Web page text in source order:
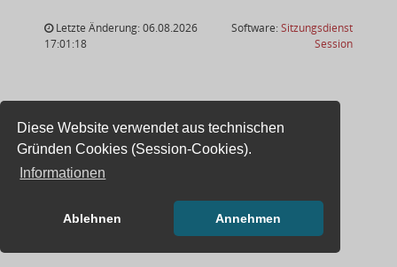
Diese Website verwendet aus technischen
Gründen Cookies (Session-Cookies).
Informationen
Ablehnen Annehmen
Letzte Änderung: 06.08.2026
17:01:18
Software:Sitzungsdienst
Session(Wird in